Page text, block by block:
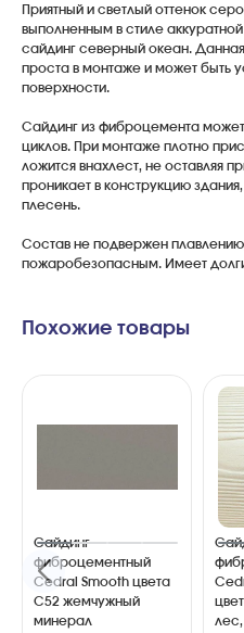
Приятный и светлый оттенок
выполненным в стиле
сайдинг северный океан.
проста в монтаже и может быть
поверхности.
Сайдинг из фиброцемента
циклов. При монтаже плотно
ложится внахлест, не оставляя
проникает в конструкцию
плесень.
Состав не подвержен
пожаробезопасным. Имеет
Похожие товары
Сайдинг
фиброцементный
Cedral Smooth цвета
С52 жемчужный
минерал